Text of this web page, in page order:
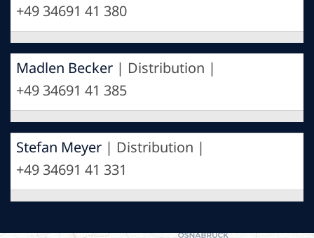
+49 34691 41 380
Madlen Becker | Distribution |
+49 34691 41 385
Stefan Meyer | Distribution |
+49 34691 41 331